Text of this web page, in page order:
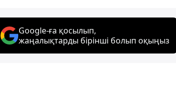
Google-ға қосылып,
жаңалықтарды бірінші болып оқыңыз